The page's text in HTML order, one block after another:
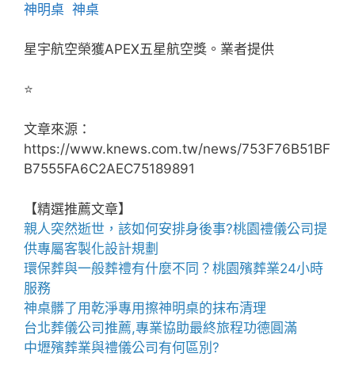
神明桌 神桌
星宇航空榮獲APEX五星航空獎。業者提供
⭐️
文章來源：
https://www.knews.com.tw/news/753F76B51BF
B7555FA6C2AEC75189891
【精選推薦文章】
親人突然逝世，該如何安排身後事?桃園禮儀公司提
供專屬客製化設計規劃
環保葬與一般葬禮有什麼不同？ 桃園殯葬業24小時
服務
神桌髒了用乾淨專用擦神明桌的抹布清理
台北葬儀公司推薦,專業協助最終旅程功德圓滿
中壢殯葬業與禮儀公司有何區別?